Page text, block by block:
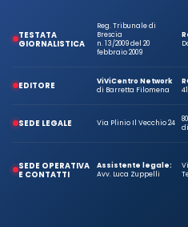
TESTATA
GIORNALISTICA
Reg. Tribunale di
Brescia
n. 13/2009 del 20
febbraio 2009
EDITORE
ViViCentro Network
di Barretta Filomena
SEDE LEGALE Via Plinio Il Vecchio 24
SEDE OPERATIVA
E CONTATTI
Assistente legale:
Avv. Luca Zuppelli